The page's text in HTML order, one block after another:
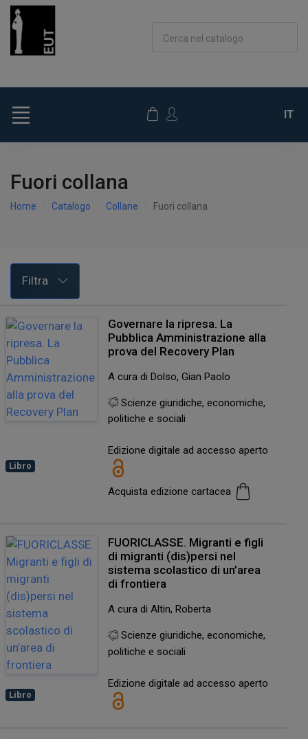
Cerca nel catalogo
IT
Fuori collana
Home Catalogo Collane Fuori collana
Filtra
Libro
Governare la ripresa. La
Pubblica Amministrazione alla
prova del Recovery Plan
A cura di Dolso, Gian Paolo
Scienze giuridiche, economiche,
politiche e sociali
Edizione digitale ad accesso aperto
Acquista edizione cartacea
Libro
FUORICLASSE. Migranti e figli
di migranti (dis)persi nel
sistema scolastico di un’area
di frontiera
A cura di Altin, Roberta
Scienze giuridiche, economiche,
politiche e sociali
Edizione digitale ad accesso aperto